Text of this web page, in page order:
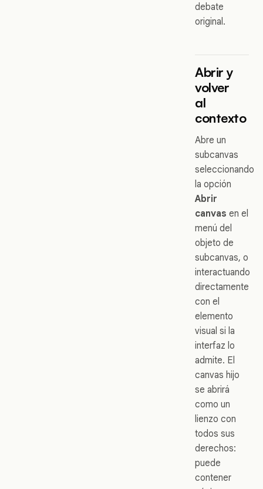
debate
original.
Abrir y
volver
al
contexto
Abre un
subcanvas
seleccionando
la opción
Abrir
canvas en el
menú del
objeto de
subcanvas, o
interactuando
directamente
con el
elemento
visual si la
interfaz lo
admite. El
canvas hijo
se abrirá
como un
lienzo con
todos sus
derechos:
puede
contener